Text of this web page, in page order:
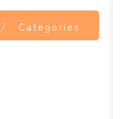
Categories